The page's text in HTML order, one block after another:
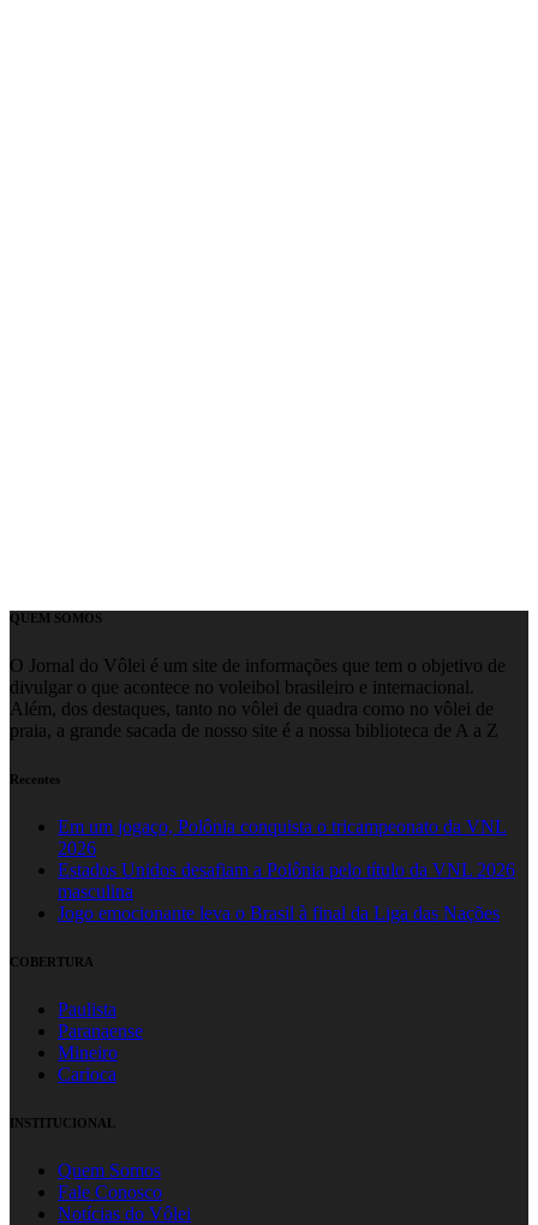
QUEM SOMOS
O Jornal do Vôlei é um site de informações que tem o objetivo de
divulgar o que acontece no voleibol brasileiro e internacional.
Além, dos destaques, tanto no vôlei de quadra como no vôlei de
praia, a grande sacada de nosso site é a nossa biblioteca de A a Z
Recentes
Em um jogaço, Polônia conquista o tricampeonato da VNL
2026
Estados Unidos desafiam a Polônia pelo título da VNL 2026
masculina
Jogo emocionante leva o Brasil à final da Liga das Nações
COBERTURA
Paulista
Paranaense
Mineiro
Carioca
INSTITUCIONAL
Quem Somos
Fale Conosco
Notícias do Vôlei